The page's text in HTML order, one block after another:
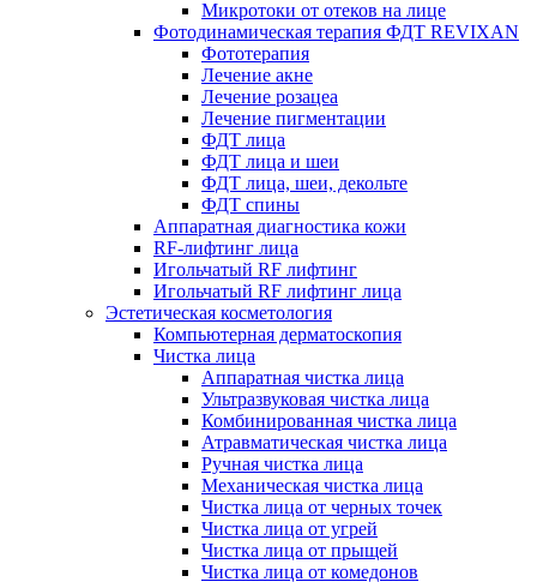
Микротоки от отеков на лице
Фотодинамическая терапия ФДТ REVIXAN
Фототерапия
Лечение акне
Лечение розацеа
Лечение пигментации
ФДТ лица
ФДТ лица и шеи
ФДТ лица, шеи, декольте
ФДТ спины
Аппаратная диагностика кожи
RF-лифтинг лица
Игольчатый RF лифтинг
Игольчатый RF лифтинг лица
Эстетическая косметология
Компьютерная дерматоскопия
Чистка лица
Аппаратная чистка лица
Ультразвуковая чистка лица
Комбинированная чистка лица
Атравматическая чистка лица
Ручная чистка лица
Механическая чистка лица
Чистка лица от черных точек
Чистка лица от угрей
Чистка лица от прыщей
Чистка лица от комедонов